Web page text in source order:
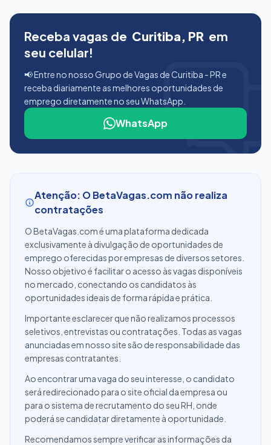
Receba vagas de Curitiba, PR em
seu celular!
📢 Entre no nosso Grupo de Vagas de Curitiba - PR e
receba diariamente as melhores oportunidades de
emprego diretamente no seu WhatsApp.
WhatsApp
Atenção: O BetaVagas.com não realiza
contratações
O BetaVagas.com é uma plataforma dedicada
exclusivamente à divulgação de oportunidades de
emprego oferecidas por empresas de diversos setores.
Nosso objetivo é facilitar o acesso às vagas disponíveis
no mercado, conectando os candidatos às
oportunidades ideais de forma rápida e prática.
Importante esclarecer que não realizamos processos
seletivos, entrevistas ou contratações. Todas as vagas
anunciadas em nosso site são de responsabilidade das
empresas contratantes.
Ao encontrar uma vaga do seu interesse, o candidato
será redirecionado para o site oficial da empresa ou
para o sistema de recrutamento do seu RH, onde
poderá se candidatar diretamente à oportunidade.
Recomendamos sempre verificar as informações da